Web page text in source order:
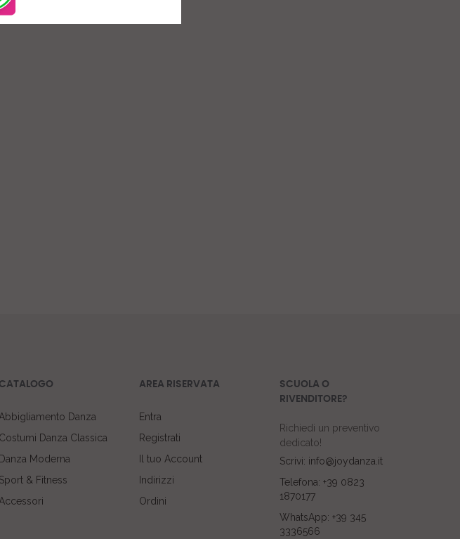
CATALOGO
Abbigliamento Danza
Costumi Danza Classica
Danza Moderna
Sport & Fitness
Accessori
AREA RISERVATA
Entra
Registrati
Il tuo Account
Indirizzi
Ordini
SCUOLA O
RIVENDITORE?
Richiedi un preventivo
dedicato!
Scrivi: info@joydanza.it
Telefona: +39 0823
1870177
WhatsApp: +39 345
3336566